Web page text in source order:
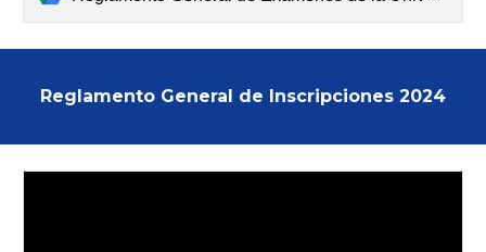
Reglamento General de Inscripciones 2024